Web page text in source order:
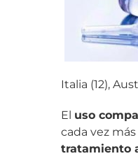
Italia (12),
El uso
cada vez
tratamiento